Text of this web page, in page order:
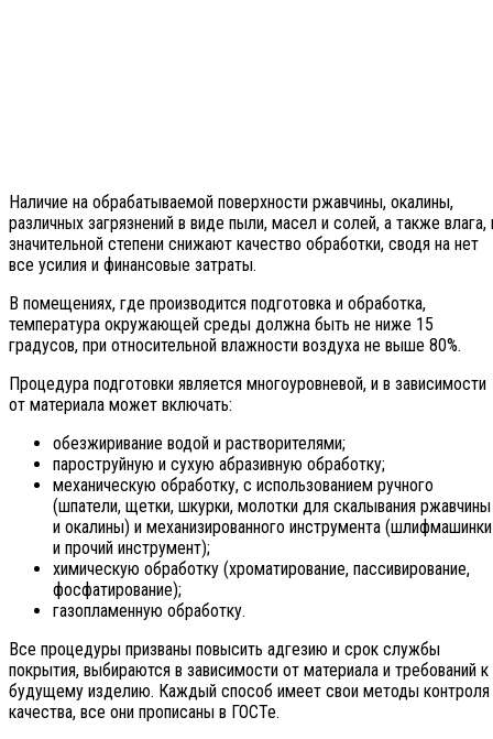
Наличие на обрабатываемой поверхности ржавчины, окалины,
различных загрязнений в виде пыли, масел и солей, а также влага,
значительной степени снижают качество обработки, сводя на нет
все усилия и финансовые затраты.
В помещениях, где производится подготовка и обработка,
температура окружающей среды должна быть не ниже 15
градусов, при относительной влажности воздуха не выше 80%.
Процедура подготовки является многоуровневой, и в зависимости
от материала может включать:
обезжиривание водой и растворителями;
пароструйную и сухую абразивную обработку;
механическую обработку, с использованием ручного
(шпатели, щетки, шкурки, молотки для скалывания ржавчины
и окалины) и механизированного инструмента (шлифмашинки
и прочий инструмент);
химическую обработку (хроматирование, пассивирование,
фосфатирование);
газопламенную обработку.
Все процедуры призваны повысить адгезию и срок службы
покрытия, выбираются в зависимости от материала и требований к
будущему изделию. Каждый способ имеет свои методы контроля
качества, все они прописаны в ГОСТе.